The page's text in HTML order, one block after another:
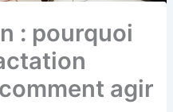
: pourquoi
agir